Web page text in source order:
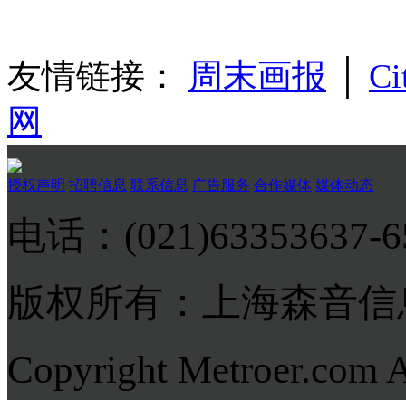
友情链接： 周末画报
网
授权声明 招聘信息 联系信息 广告服务 合作媒体 媒体动态
电话：(021)63353637-
版权所有：上海森音
Copyright Metroer.com